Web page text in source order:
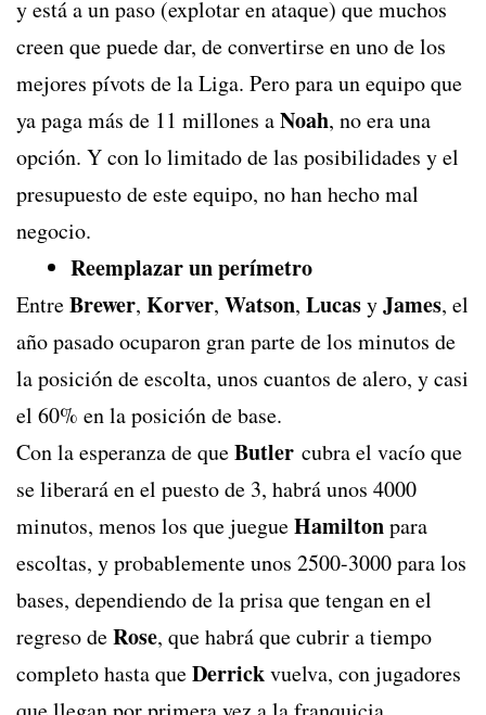
y está a un paso (explotar en ataque) que muchos
creen que puede dar, de convertirse en uno de los
mejores pívots de la Liga. Pero para un equipo que
ya paga más de 11 millones aNoah, no era una
opción. Y con lo limitado de las posibilidades y el
presupuesto de este equipo, no han hecho mal
negocio.
Reemplazar un perímetro
EntreBrewer, Korver, Watson, LucasyJames, el
año pasado ocuparon gran parte de los minutos de
la posición de escolta, unos cuantos de alero, y casi
el 60% en la posición de base.
Con la esperanza de queButler cubra el vacío que
se liberará en el puesto de 3, habrá unos 4000
minutos, menos los que juegueHamiltonpara
escoltas, y probablemente unos 2500-3000 para los
bases, dependiendo de la prisa que tengan en el
regreso deRose, que habrá que cubrir a tiempo
completo hasta queDerrickvuelva, con jugadores